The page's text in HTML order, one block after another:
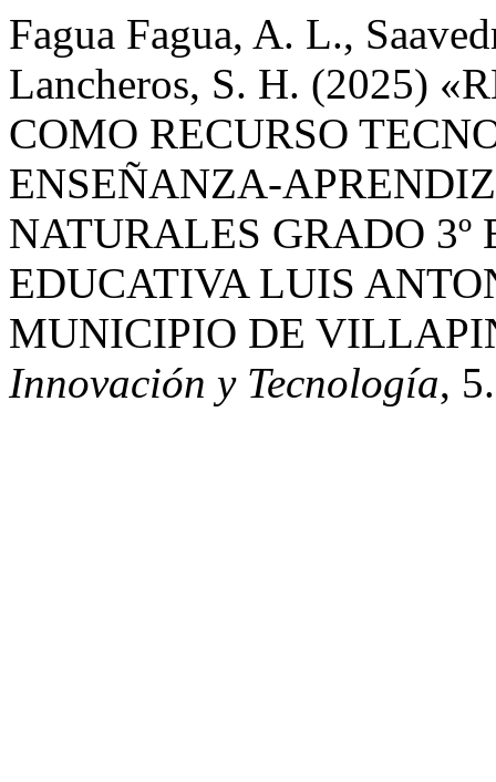
Fagua Fagua, A. L.,
Lancheros, S. H. (2025)
COMO RECURSO
ENSEÑANZA-
NATURALES GRADO
EDUCATIVA LUIS
MUNICIPIO DE
Innovación y Tecnología,